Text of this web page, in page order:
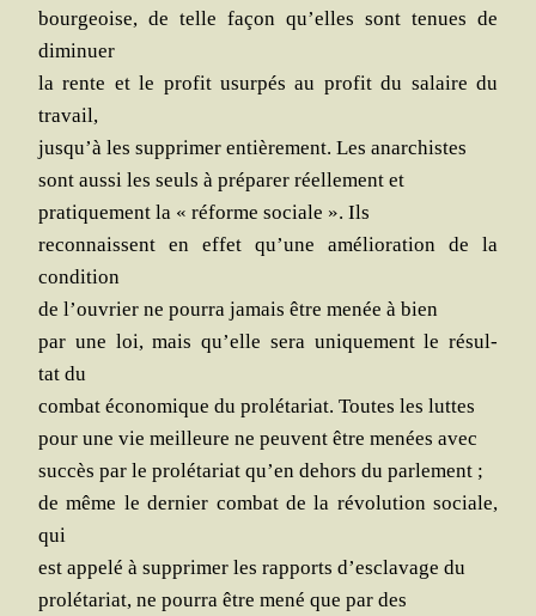
bour­geoise, de telle façon qu’elles sont tenues de
diminuer
la rente et le pro­fit usur­pés au pro­fit du salaire du
travail,
jusqu’à les sup­pri­mer entiè­re­ment. Les anarchistes
sont aus­si les seuls à pré­pa­rer réel­le­ment et
pra­ti­que­ment la « réforme sociale ». Ils
recon­naissent en effet qu’une amé­lio­ra­tion de la
condition
de l’ouvrier ne pour­ra jamais être menée à bien
par une loi, mais qu’elle sera uni­que­ment le résul­
tat du
com­bat éco­no­mique du pro­lé­ta­riat. Toutes les luttes
pour une vie meilleure ne peuvent être menées avec
suc­cès par le pro­lé­ta­riat qu’en dehors du parlement ;
de même le der­nier com­bat de la révo­lu­tion sociale,
qui
est appe­lé à sup­pri­mer les rap­ports d’esclavage du
pro­lé­ta­riat, ne pour­ra être mené que par des